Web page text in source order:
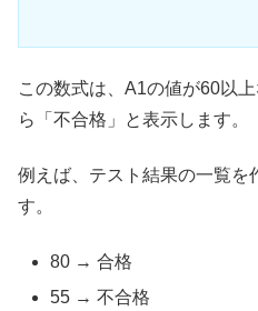
この数式は、A1の値が60以
ら「不合格」と表示します。
例えば、テスト結果の一覧を
す。
80 → 合格
55 → 不合格